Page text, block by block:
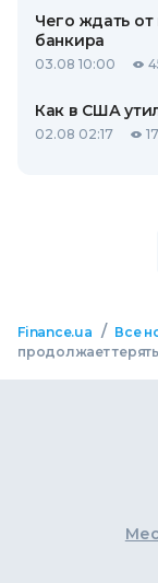
Чего ждать
банкира
03.08 10:00
Как в США
02.08 02:17
Finance.ua / Все
продолжает